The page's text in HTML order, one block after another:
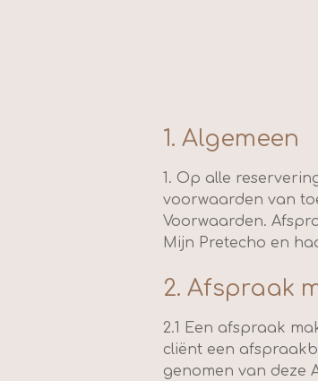
1. Algemeen
1. Op alle
voorwaarden van
Voorwaarden.
Mijn Pretecho en
2. Afspraak
2.1 Een afspraak
cliënt een
genomen van deze